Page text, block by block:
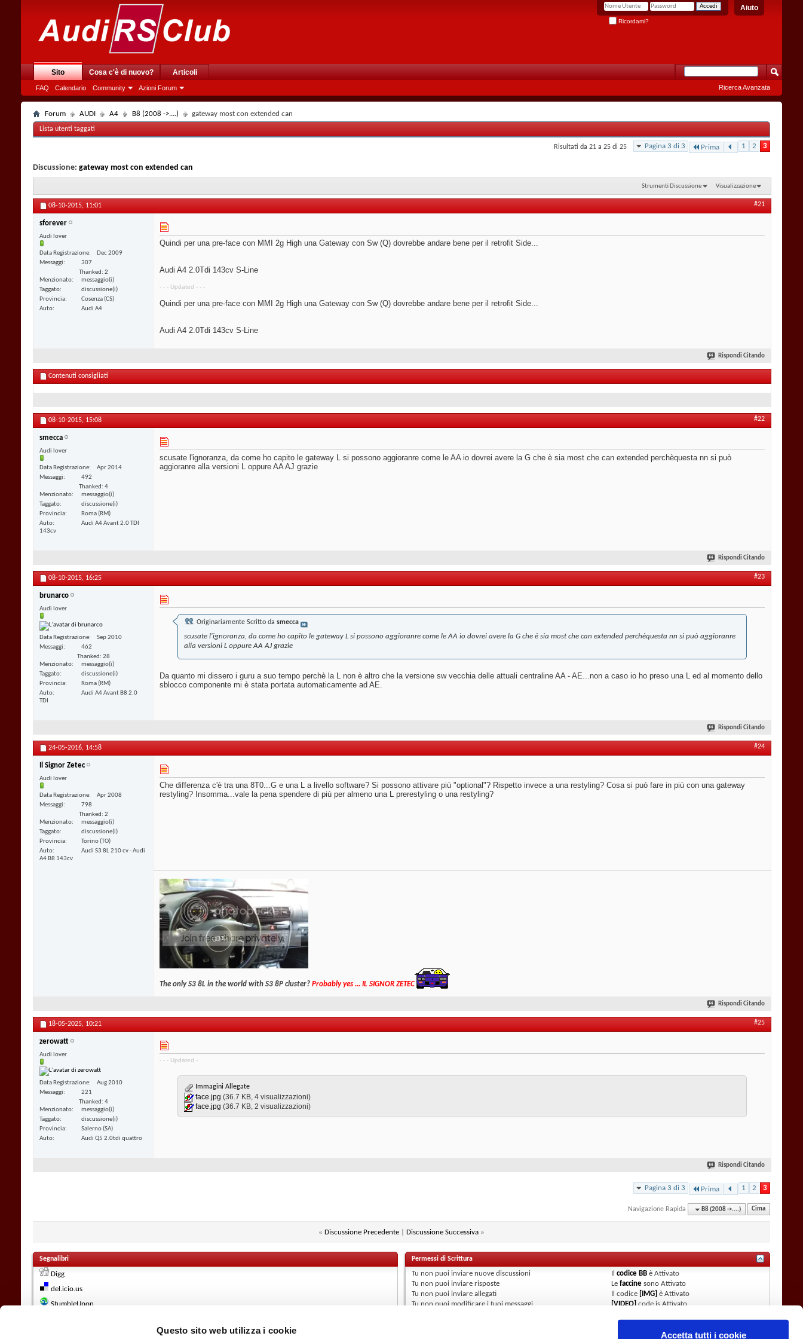
Questo sito web utilizza i cookie Accetta tutti i cookie
Aiuto
Ricordami?
Sito
FAQ Calendario Community Azioni Forum
Cosa c'è di nuovo? Articoli
Ricerca Avanzata
Forum AUDI A4 B8 (2008 ->....) gateway most con extended can
Lista utenti taggati
Pagina 3 di 3 Prima 1 2 3
Risultati da 21 a 25 di 25
Discussione: gateway most con extended can
Strumenti Discussione Visualizzazione
08-10-2015, 11:01 #21
sforever
Audi lover
Data Registrazione
Dec 2009
Messaggi
307
Thanked: 2
Menzionato
messaggio(i)
Taggato
discussione(i)
Provincia
Cosenza (CS)
Auto
Audi A4
Quindi per una pre-face con MMI 2g High una Gateway con Sw (Q) dovrebbe andare bene per il retrofit Side...
Audi A4 2.0Tdi 143cv S-Line
- - - Updated - - -
Quindi per una pre-face con MMI 2g High una Gateway con Sw (Q) dovrebbe andare bene per il retrofit Side...
Audi A4 2.0Tdi 143cv S-Line
Rispondi Citando
Contenuti consigliati
08-10-2015, 15:08 #22
smecca
Audi lover
Data Registrazione
Apr 2014
Messaggi
492
Thanked: 4
Menzionato
messaggio(i)
Taggato
discussione(i)
Provincia
Roma (RM)
Auto
Audi A4 Avant 2.0 TDI
143cv
scusate l'ignoranza, da come ho capito le gateway L si possono aggioranre come le AA io dovrei avere la G che è sia most che can extended perchèquesta nn si può
aggioranre alla versioni L oppure AA AJ grazie
Rispondi Citando
08-10-2015, 16:25 #23
brunarco
Audi lover
Data Registrazione
Sep 2010
Messaggi
462
Thanked: 28
Menzionato
messaggio(i)
Taggato
discussione(i)
Provincia
Roma (RM)
Auto
Audi A4 Avant B8 2.0
TDI
Originariamente Scritto da smecca
scusate l'ignoranza, da come ho capito le gateway L si possono aggioranre come le AA io dovrei avere la G che è sia most che can extended perchèquesta nn si può aggioranre
alla versioni L oppure AA AJ grazie
Da quanto mi dissero i guru a suo tempo perchè la L non è altro che la versione sw vecchia delle attuali centraline AA - AE...non a caso io ho preso una L ed al momento dello
sblocco componente mi è stata portata automaticamente ad AE.
Rispondi Citando
24-05-2016, 14:58 #24
Il Signor Zetec
Audi lover
Data Registrazione
Apr 2008
Messaggi
798
Thanked: 2
Menzionato
messaggio(i)
Taggato
discussione(i)
Provincia
Torino (TO)
Auto
Audi S3 8L 210 cv - Audi
A4 B8 143cv
Che differenza c'è tra una 8T0...G e una L a livello software? Si possono attivare più "optional"? Rispetto invece a una restyling? Cosa si può fare in più con una gateway
restyling? Insomma...vale la pena spendere di più per almeno una L prerestyling o una restyling?
The only S3 8L in the world with S3 8P cluster? Probably yes ... IL SIGNOR ZETEC
Rispondi Citando
18-05-2025, 10:21 #25
zerowatt
Audi lover
Data Registrazione
Aug 2010
Messaggi
221
Thanked: 4
Menzionato
messaggio(i)
Taggato
discussione(i)
Provincia
Salerno (SA)
Auto
Audi Q5 2.0tdi quattro
- - - Updated -
Immagini Allegate
face.jpg‎ (36.7 KB, 4 visualizzazioni)
face.jpg‎ (36.7 KB, 2 visualizzazioni)
Rispondi Citando
Pagina 3 di 3 Prima 1 2 3
Navigazione Rapida B8 (2008 ->....) Cima
« Discussione Precedente Discussione Successiva »
Segnalibri
Digg
del.icio.us
StumbleUpon
Permessi di Scrittura
Tu non puoi inviare nuove discussioni
Tu non puoi inviare risposte
Tu non puoi inviare allegati
Tunon puoi modificare i tuoi messaggi
Ilcodice BB èAttivato
Lefaccine sonoAttivato
Il codice [IMG] èAttivato
[VIDEO] code isAttivato